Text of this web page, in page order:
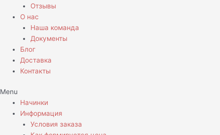
Отзывы
О нас
Наша команда
Документы
Блог
Доставка
Контакты
Menu
Начинки
Информация
Условия заказа